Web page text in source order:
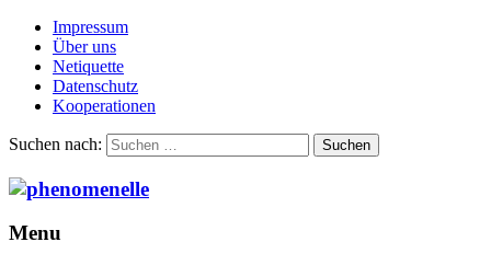
Impressum
Über uns
Netiquette
Datenschutz
Kooperationen
Suchen nach:
Menu